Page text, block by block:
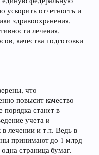
ускорить отчетность и
здравоохранения,
лечения,
качества подготовки
что
повысит качество
станет в
учета и
лечении и т.п. Ведь в
принимают до 1 млрд
страница бумаг.